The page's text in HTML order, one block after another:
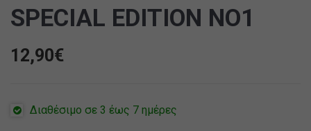
SPECIAL EDITION NO1
12,90€
Διαθέσιμο σε 3 έως 7 ημέρες